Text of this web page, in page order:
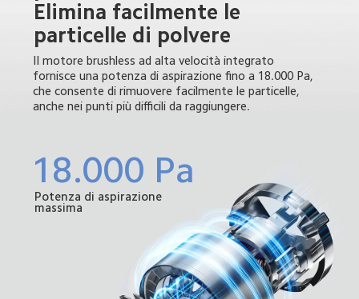
Elimina facilmente le
particelle di polvere
Il motore brushless ad alta velocità integrato
fornisce una potenza di aspirazione fino a 18.000 Pa,
che consente di rimuovere facilmente le particelle,
anche nei punti più difficili da raggiungere.
18.000 Pa
Potenza di aspirazione
massima